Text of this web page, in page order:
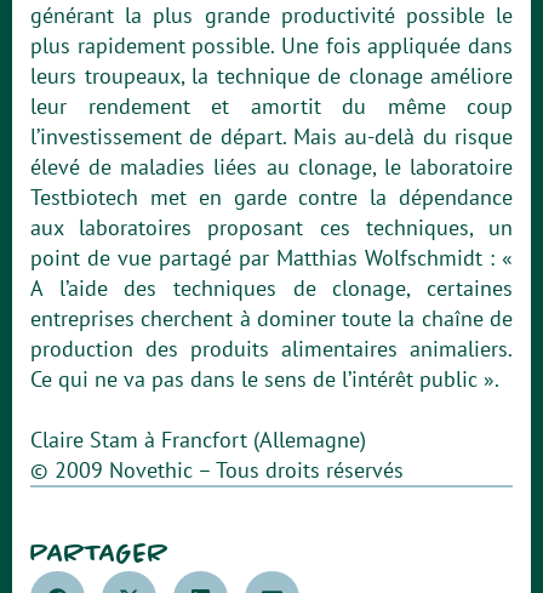
générant la plus grande productivité possible le
plus rapidement possible. Une fois appliquée dans
leurs troupeaux, la technique de clonage améliore
leur rendement et amortit du même coup
l’investissement de départ. Mais au-delà du risque
élevé de maladies liées au clonage, le laboratoire
Testbiotech met en garde contre la dépendance
aux laboratoires proposant ces techniques, un
point de vue partagé par Matthias Wolfschmidt : «
A l’aide des techniques de clonage, certaines
entreprises cherchent à dominer toute la chaîne de
production des produits alimentaires animaliers.
Ce qui ne va pas dans le sens de l’intérêt public ».
Claire Stam à Francfort (Allemagne)
© 2009 Novethic – Tous droits réservés
PARTAGER